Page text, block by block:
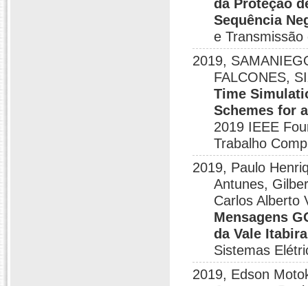
da Proteção
Sequência
e
2019,
FALCONES,
Time
Schemes for
2019 IEEE
Trabalho
2019, Paulo
Antunes,
Carlos Alberto
Mensagens
da Vale
Sistemas
2019, Edson